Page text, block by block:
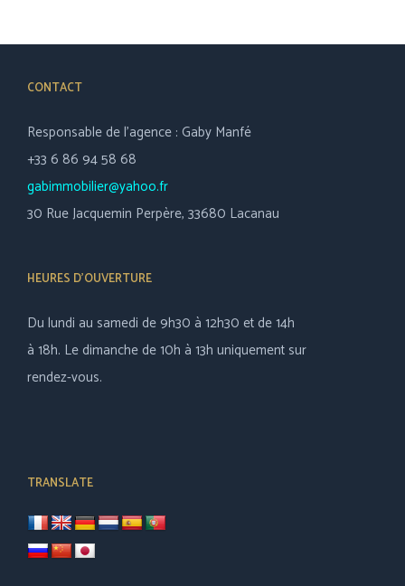
CONTACT
Responsable de l’agence : Gaby Manfé
+33 6 86 94 58 68
gabimmobilier@yahoo.fr
30 Rue Jacquemin Perpère, 33680 Lacanau
HEURES D’OUVERTURE
Du lundi au samedi de 9h30 à 12h30 et de 14h
à 18h. Le dimanche de 10h à 13h uniquement sur
rendez-vous.
TRANSLATE